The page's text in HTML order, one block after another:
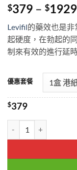
$379 – $1929
Levifil的藥效也是
起硬度，在勃起的
制來有效的進行延
優惠套餐
$379